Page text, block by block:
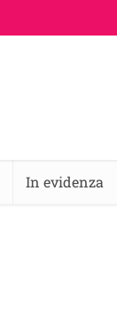
In evidenza